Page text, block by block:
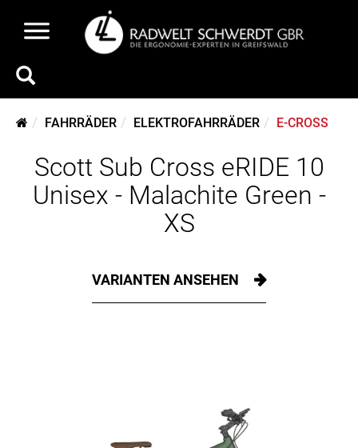
FAHRRÄDER ELEKTROFAHRRÄDER E-CROSS
Scott Sub Cross eRIDE 10
Unisex - Malachite Green -
XS
VARIANTEN ANSEHEN